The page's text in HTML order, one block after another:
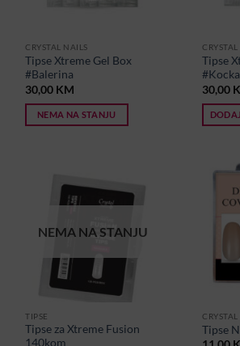
CRYSTAL NAILS
Tipse Xtreme Gel Box
#Balerina
30,00 KM
NEMA NA STANJU
Tipse
30,00
NEMA NA STANJU
TIPSE
Tipse za Xtreme Fusion
140kom
Tipse